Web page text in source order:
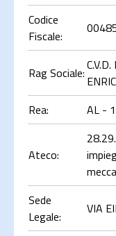
Codice
Fiscale:
Rag Sociale:
Rea:
AL -
Ateco:
Sede
Legale:
VIA